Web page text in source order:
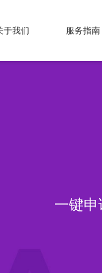
于我们 服务指南
专业维